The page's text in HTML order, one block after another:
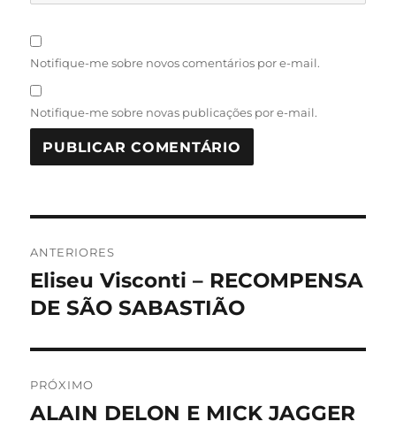
Notifique-me sobre novos comentários por e-mail.
Notifique-me sobre novas publicações por e-mail.
de
Post
ANTERIORES
Post
anterior:
Eliseu Visconti – RECOMPENSA
DE SÃO SABASTIÃO
PRÓXIMO
Próximo
ALAIN DELON E MICK JAGGER